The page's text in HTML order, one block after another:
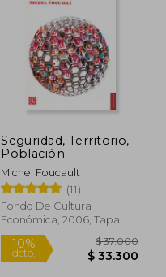
Seguridad, Territorio,
Población
Michel Foucault
(11)
Fondo De Cultura
Económica, 2006, Tapa
Blanda, Nuevo